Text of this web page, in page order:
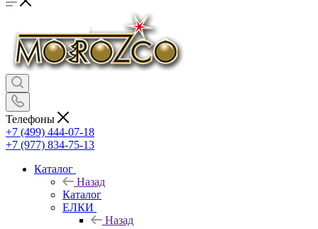
Телефоны
+7 (499) 444-07-18
+7 (977) 834-75-13
Каталог
Назад
Каталог
ЕЛКИ
Назад